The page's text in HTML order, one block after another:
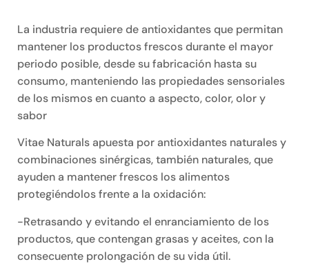
La industria requiere de antioxidantes que permitan
mantener los productos frescos durante el mayor
periodo posible, desde su fabricación hasta su
consumo, manteniendo las propiedades sensoriales
de los mismos en cuanto a aspecto, color, olor y
sabor
Vitae Naturals apuesta por antioxidantes naturales y
combinaciones sinérgicas, también naturales, que
ayuden a mantener frescos los alimentos
protegiéndolos frente a la oxidación:
-Retrasando y evitando el enranciamiento de los
productos, que contengan grasas y aceites, con la
consecuente prolongación de su vida útil.